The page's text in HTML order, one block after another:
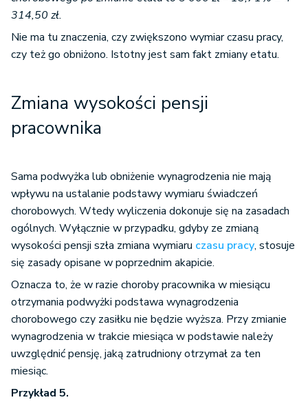
314,50 zł.
Nie ma tu znaczenia, czy zwiększono wymiar czasu pracy,
czy też go obniżono. Istotny jest sam fakt zmiany etatu.
Zmiana wysokości pensji
pracownika
Sama podwyżka lub obniżenie wynagrodzenia nie mają
wpływu na ustalanie podstawy wymiaru świadczeń
chorobowych. Wtedy wyliczenia dokonuje się na zasadach
ogólnych. Wyłącznie w przypadku, gdyby ze zmianą
wysokości pensji szła zmiana wymiaru czasu pracy, stosuje
się zasady opisane w poprzednim akapicie.
Oznacza to, że w razie choroby pracownika w miesiącu
otrzymania podwyżki podstawa wynagrodzenia
chorobowego czy zasiłku nie będzie wyższa. Przy zmianie
wynagrodzenia w trakcie miesiąca w podstawie należy
uwzględnić pensję, jaką zatrudniony otrzymał za ten
miesiąc.
Przykład 5.